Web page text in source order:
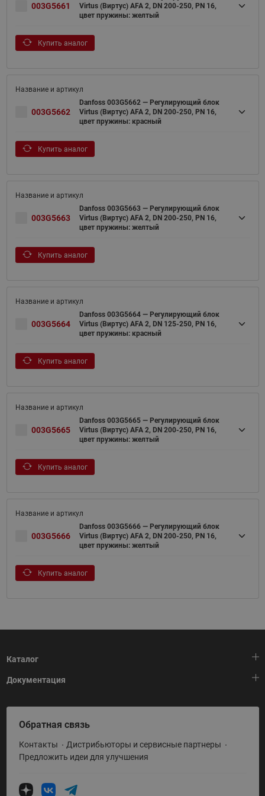
003G5661
Virtus (Виртус) AFA 2, DN 200-250, PN 16,
цвет пружины: желтый
Купить аналог
003G5662
Danfoss 003G5662 — Регулирующий блок
Virtus (Виртус) AFA 2, DN 200-250, PN 16,
цвет пружины: красный
Купить аналог
003G5663
Danfoss 003G5663 — Регулирующий блок
Virtus (Виртус) AFA 2, DN 200-250, PN 16,
цвет пружины: желтый
Купить аналог
003G5664
Danfoss 003G5664 — Регулирующий блок
Virtus (Виртус) AFA 2, DN 125-250, PN 16,
цвет пружины: красный
Купить аналог
003G5665
Danfoss 003G5665 — Регулирующий блок
Virtus (Виртус) AFA 2, DN 200-250, PN 16,
цвет пружины: желтый
Купить аналог
003G5666
Danfoss 003G5666 — Регулирующий блок
Virtus (Виртус) AFA 2, DN 200-250, PN 16,
цвет пружины: желтый
Купить аналог
Каталог
Тепловая автоматика
Холодильная техника
Приводная техника
Промышленная автоматика
Теплообменное оборудование
Документация
HeatPlatform (Тепловая платформа)
Полезные программы и инструменты
Условия поставки
Обратная связь
Контакты
Дистрибьюторы и сервисные партнеры
Предложить идеи для улучшения